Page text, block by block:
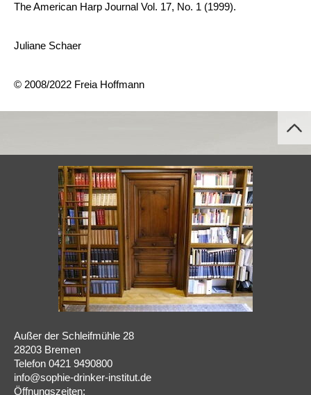
The American Harp Journal Vol. 17, No. 1 (1999).
Juliane Schaer
© 2008/2022 Freia Hoffmann
Außer der Schleifmühle 28
28203 Bremen
Telefon 0421 9490800
info@sophie-drinker-institut.de
Öffnungszeiten: